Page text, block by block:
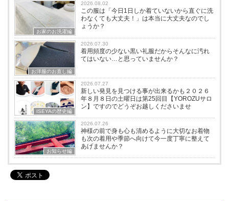
お家のお洗濯編
2026.08.02
この服は「今日1日しか着ていないから直ぐに洗
わなくても大丈夫！」は本当に大丈夫なのでし
ょうか？
お洋服のお直し編
2026.07.30
着用頻度の少ない黒い礼服だからそんなに汚れ
てはいない…と思っていませんか？
ISEYAの歴史編
2026.07.27
新しい発見を見つける事が出来るかも２０２６
年８月８日の土曜日は第25回目【YOROZUサロ
ン】ですのでどうぞお越しくださいませ
お知らせ編
2026.07.26
神様の前で身も心も清めるように大切なお着物
も次の着用や季節へ向けて今一度丁寧に整えて
あげませんか？